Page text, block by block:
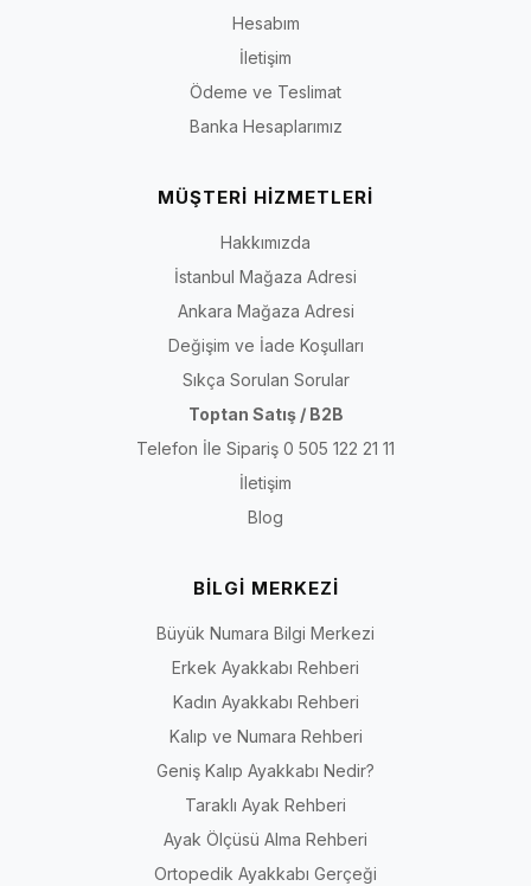
Hesabım
İletişim
Ödeme ve Teslimat
Banka Hesaplarımız
MÜŞTERİ HİZMETLERİ
Hakkımızda
İstanbul Mağaza Adresi
Ankara Mağaza Adresi
Değişim ve İade Koşulları
Sıkça Sorulan Sorular
Toptan Satış / B2B
Telefon İle Sipariş 0 505 122 21 11
İletişim
Blog
BİLGİ MERKEZİ
Büyük Numara Bilgi Merkezi
Erkek Ayakkabı Rehberi
Kadın Ayakkabı Rehberi
Kalıp ve Numara Rehberi
Geniş Kalıp Ayakkabı Nedir?
Taraklı Ayak Rehberi
Ayak Ölçüsü Alma Rehberi
Ortopedik Ayakkabı Gerçeği